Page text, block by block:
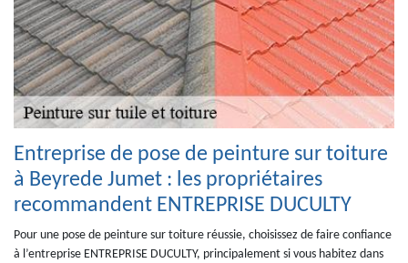
Entreprise de pose de peinture sur toiture
à Beyrede Jumet : les propriétaires
recommandent ENTREPRISE DUCULTY
Pour une pose de peinture sur toiture réussie, choisissez de faire confiance
à l’entreprise ENTREPRISE DUCULTY, principalement si vous habitez dans